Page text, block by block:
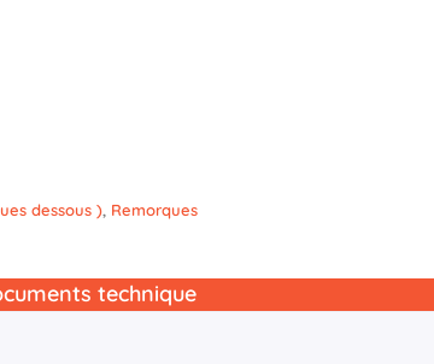
dessous ), Remorques
technique